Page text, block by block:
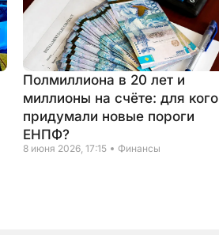
Полмиллиона в 20 лет и
миллионы на счёте: для кого
придумали новые пороги
ЕНПФ?
8 июня 2026, 17:15 Финансы